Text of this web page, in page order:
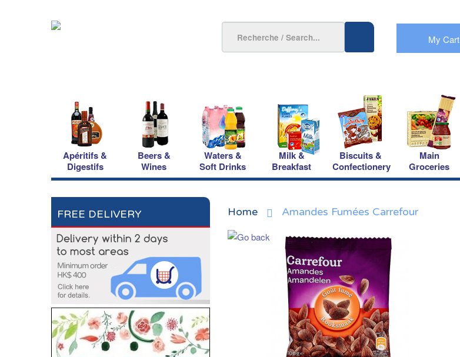
My Cart
Apéritifs &
Digestifs
Beers &
Wines
Waters &
Soft Drinks
Milk &
Breakfast
Biscuits &
Confectionery
Main
Groceries
FREE DELIVERY Home Amandes Fumées Carrefour